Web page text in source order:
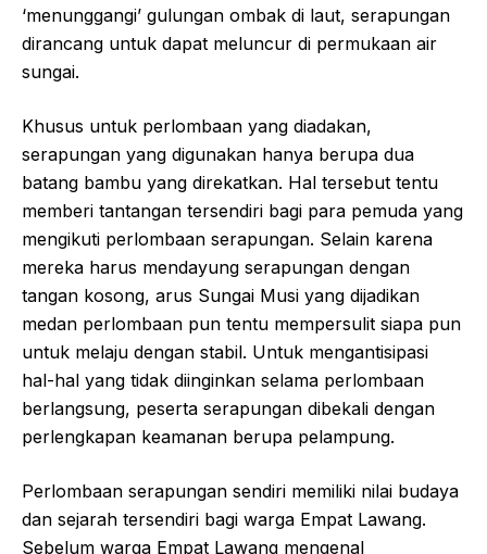
‘menunggangi’ gulungan ombak di laut, serapungan
dirancang untuk dapat meluncur di permukaan air
sungai.
Khusus untuk perlombaan yang diadakan,
serapungan yang digunakan hanya berupa dua
batang bambu yang direkatkan. Hal tersebut tentu
memberi tantangan tersendiri bagi para pemuda yang
mengikuti perlombaan serapungan. Selain karena
mereka harus mendayung serapungan dengan
tangan kosong, arus Sungai Musi yang dijadikan
medan perlombaan pun tentu mempersulit siapa pun
untuk melaju dengan stabil. Untuk mengantisipasi
hal-hal yang tidak diinginkan selama perlombaan
berlangsung, peserta serapungan dibekali dengan
perlengkapan keamanan berupa pelampung.
Perlombaan serapungan sendiri memiliki nilai budaya
dan sejarah tersendiri bagi warga Empat Lawang.
Sebelum warga Empat Lawang mengenal